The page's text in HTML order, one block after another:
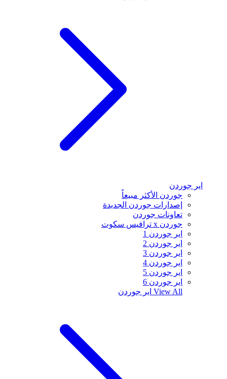
اير جوردن
جوردن الأكثر مبيعاً
إصدارات جوردن الجديدة
تعاونات جوردن
جوردن x ترافيس سكوت
اير جوردن 1
اير جوردن 2
اير جوردن 3
اير جوردن 4
اير جوردن 5
اير جوردن 6
View All اير جوردن